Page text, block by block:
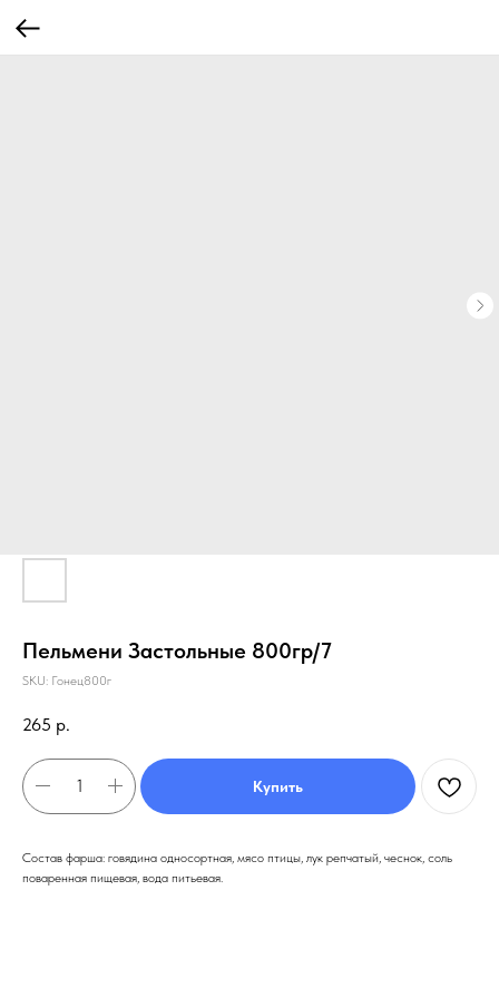
Пельмени Застольные 800гр/7
SKU: Гонец800г
265 р.
Купить
Состав фарша: говядина односортная, мясо птицы, лук репчатый, чеснок, соль
поваренная пищевая, вода питьевая.